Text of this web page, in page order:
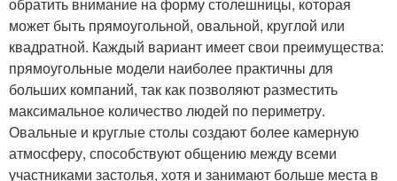
обратить внимание на форму столешницы, которая
может быть прямоугольной, овальной, круглой или
квадратной. Каждый вариант имеет свои преимущества:
прямоугольные модели наиболее практичны для
больших компаний, так как позволяют разместить
максимальное количество людей по периметру.
Овальные и круглые столы создают более камерную
атмосферу, способствуют общению между всеми
участниками застолья, хотя и занимают больше места в